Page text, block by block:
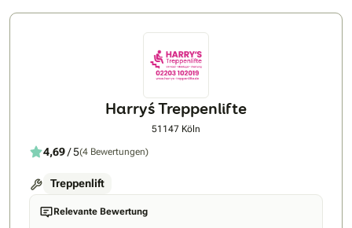
Harry´s Treppenlifte
51147 Köln
4,69/ 5(4 Bewertungen)
Treppenlift
Relevante Bewertung